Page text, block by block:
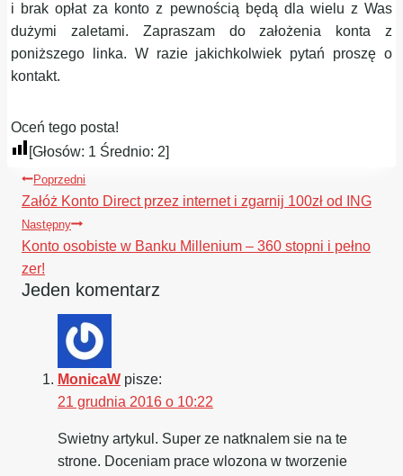
i brak opłat za konto z pewnością będą dla wielu z Was
dużymi zaletami. Zapraszam do założenia konta z
poniższego linka. W razie jakichkolwiek pytań proszę o
kontakt.
Oceń tego posta!
[Głosów: 1 Średnio: 2]
Nawigacja
wpisu
Poprzedni
Załóż Konto Direct przez internet i zgarnij 100zł od ING
Następny
Konto osobiste w Banku Millenium – 360 stopni i pełno
zer!
Jeden komentarz
MonicaW pisze:
21 grudnia 2016 o 10:22
Swietny artykul. Super ze natknalem sie na te
strone. Doceniam prace wlozona w tworzenie